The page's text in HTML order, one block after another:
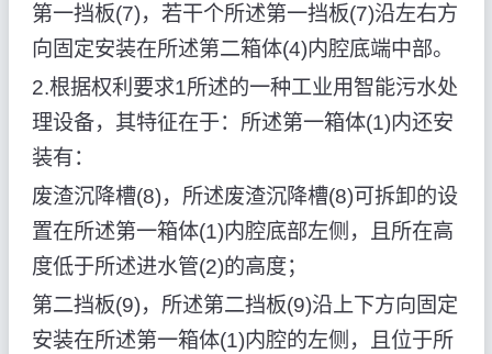
第一挡板(7)，若干个所述第一挡板(7)沿左右方
向固定安装在所述第二箱体(4)内腔底端中部。
2.根据权利要求1所述的一种工业用智能污水处
理设备，其特征在于：所述第一箱体(1)内还安
装有：
废渣沉降槽(8)，所述废渣沉降槽(8)可拆卸的设
置在所述第一箱体(1)内腔底部左侧，且所在高
度低于所述进水管(2)的高度；
第二挡板(9)，所述第二挡板(9)沿上下方向固定
安装在所述第一箱体(1)内腔的左侧，且位于所